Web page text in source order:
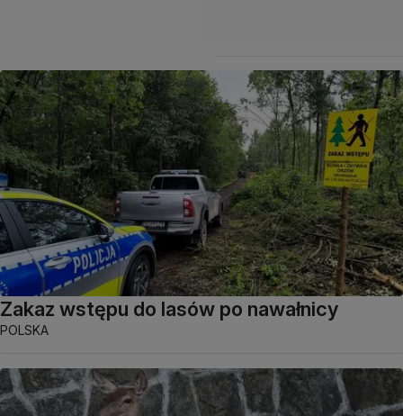
Zakaz wstępu do lasów po nawałnicy
POLSKA